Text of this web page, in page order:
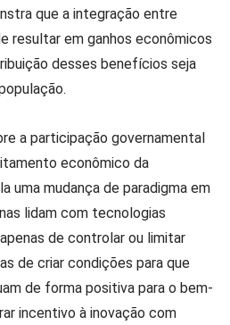
que a integração entre
resultar em ganhos econômicos
desses benefícios seja
a participação governamental
econômico da
uma mudança de paradigma em
lidam com tecnologias
de controlar ou limitar
de criar condições para que
de forma positiva para o bem-
incentivo à inovação com